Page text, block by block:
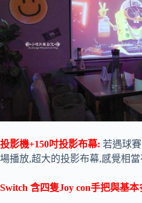
投影機+150吋投影布幕: 若遇球
場播放,超大的投影布幕,感覺相
Switch 含四隻Joy con手把與基